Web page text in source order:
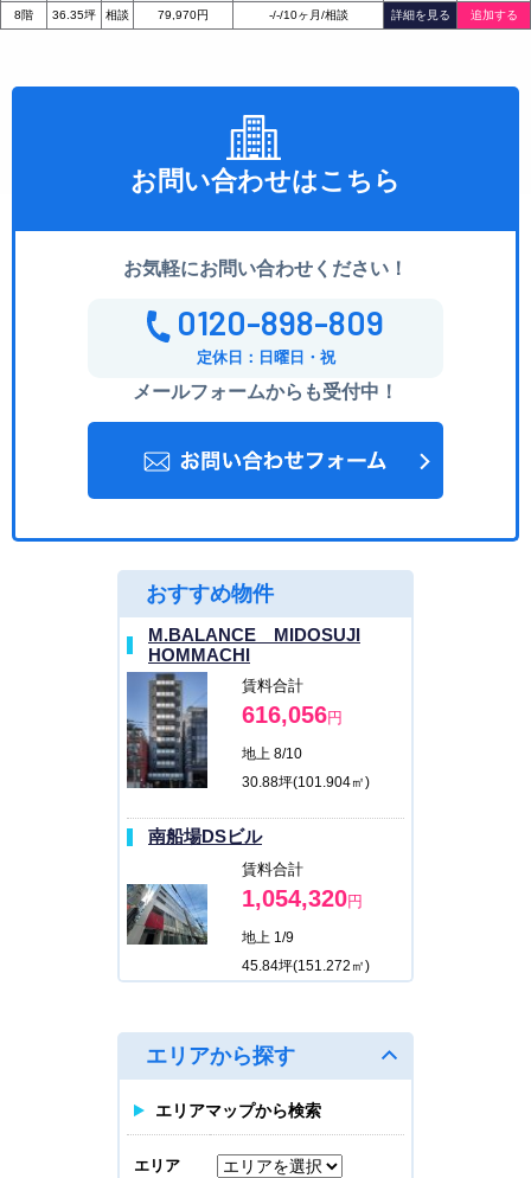
8階 36.35坪 相談 79,970円 -/-/10ヶ月/相談 詳細を見る 追加する
お問い合わせはこちら
お気軽にお問い合わせください！
0120-898-809
定休日：日曜日・祝
メールフォームからも受付中！
おすすめ物件
M.BALANCE MIDOSUJI
HOMMACHI
賃料合計
616,056円
地上 8/10
30.88坪(101.904㎡)
南船場DSビル
賃料合計
1,054,320円
地上 1/9
45.84坪(151.272㎡)
賃料合計
616,056
地上 3/10
30.88坪(101.904㎡)
エリアから探す
エリアマップから検索
エリア